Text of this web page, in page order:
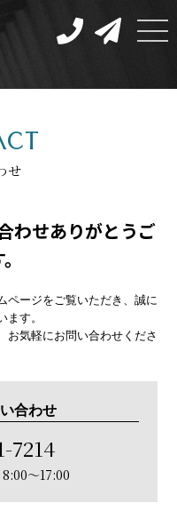
せ
わせありがとうご
ページをご覧いただき、誠に
ます。
お気軽にお問い合わせくださ
合わせ
7214
〜17:00